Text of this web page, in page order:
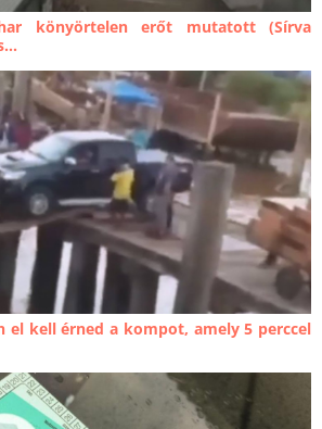
könyörtelen erőt mutatott (Sírva
el kell érned a kompot, amely 5 perccel